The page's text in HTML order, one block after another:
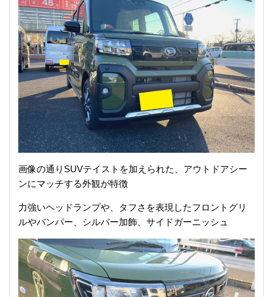
画像の通りSUVテイストを加えられた、アウトドアシー
ンにマッチする外観が特徴
力強いヘッドランプや、タフさを表現したフロントグリ
ルやバンパー、シルバー加飾、サイドガーニッシュ